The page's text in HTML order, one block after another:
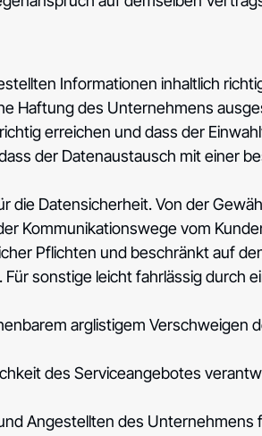
Informationen inhaltlich
Haftung des Unternehmens
erreichen und dass der
der Datenaustausch mit einer
Datensicherheit. Von der
Kommunikationswege vom
Pflichten und beschränkt auf
sonstige leicht fahrlässig durch
arglistigem Verschweigen
des Serviceangebotes
Angestellten des Unternehmens